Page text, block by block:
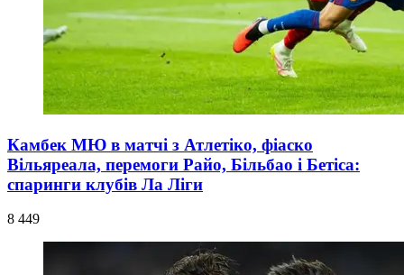
Камбек МЮ в матчі з Атлетіко, фіаско
Вільяреала, перемоги Райо, Більбао і Бетіса:
спаринги клубів Ла Ліги
8 449